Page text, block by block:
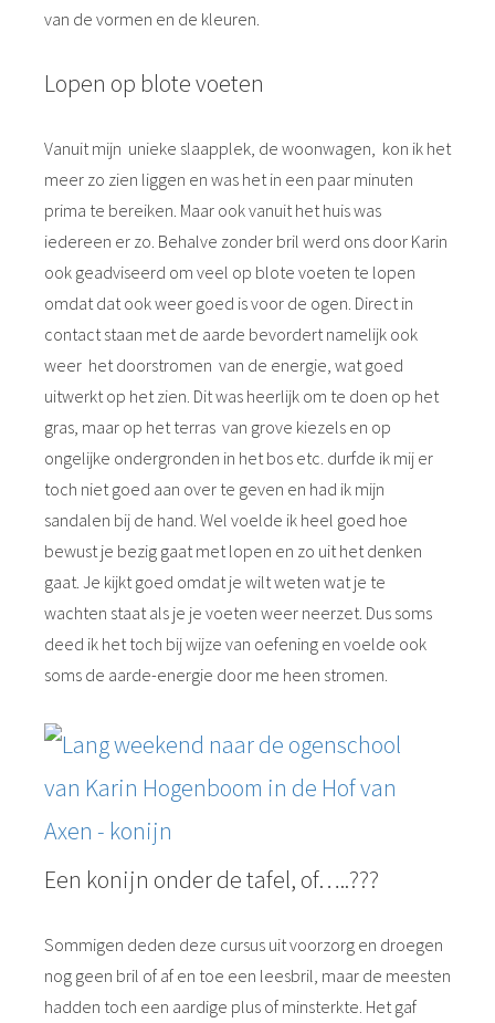
van de vormen en de kleuren.
Lopen op blote voeten
Vanuit mijn unieke slaapplek, de woonwagen, kon ik het
meer zo zien liggen en was het in een paar minuten
prima te bereiken. Maar ook vanuit het huis was
iedereen er zo. Behalve zonder bril werd ons door Karin
ook geadviseerd om veel op blote voeten te lopen
omdat dat ook weer goed is voor de ogen. Direct in
contact staan met de aarde bevordert namelijk ook
weer het doorstromen van de energie, wat goed
uitwerkt op het zien. Dit was heerlijk om te doen op het
gras, maar op het terras van grove kiezels en op
ongelijke ondergronden in het bos etc. durfde ik mij er
toch niet goed aan over te geven en had ik mijn
sandalen bij de hand. Wel voelde ik heel goed hoe
bewust je bezig gaat met lopen en zo uit het denken
gaat. Je kijkt goed omdat je wilt weten wat je te
wachten staat als je je voeten weer neerzet. Dus soms
deed ik het toch bij wijze van oefening en voelde ook
soms de aarde-energie door me heen stromen.
Een konijn onder de tafel, of…..???
Sommigen deden deze cursus uit voorzorg en droegen
nog geen bril of af en toe een leesbril, maar de meesten
hadden toch een aardige plus of minsterkte. Het gaf